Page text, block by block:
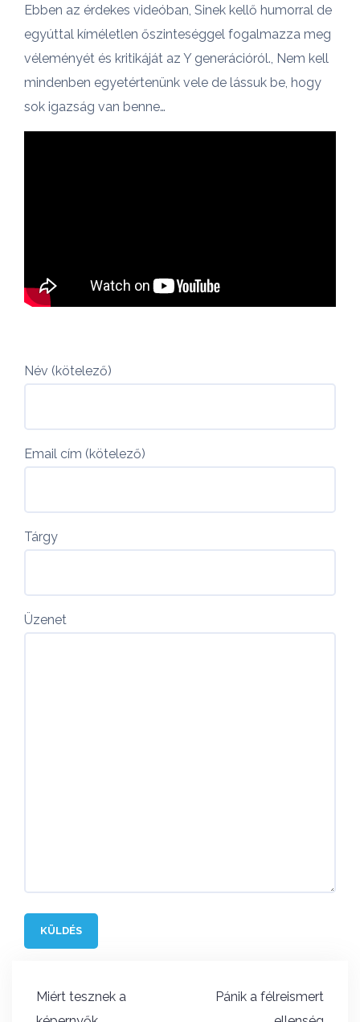
Ebben az érdekes videóban, Sinek kellő humorral de
egyúttal kíméletlen őszinteséggel fogalmazza meg
véleményét és kritikáját az Y generációról., Nem kell
mindenben egyetértenünk vele de lássuk be, hogy
sok igazság van benne…
Név (kötelező)
Email cím (kötelező)
Tárgy
Üzenet
Bejegyzés
navigáció
Miért tesznek a
Pánik a félreismert